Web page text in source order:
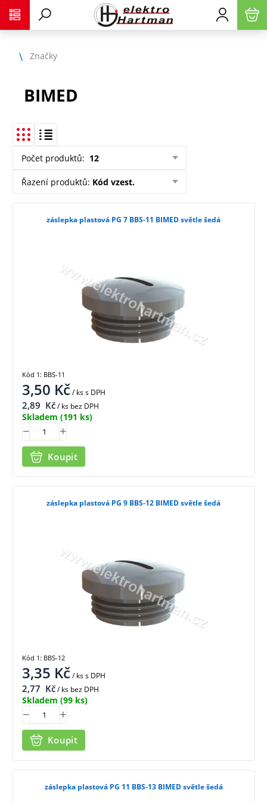
Značky
BIMED
Počet produktů: 12
Řazení produktů: Kód vzest.
záslepka plastová PG 7 BBS-11 BIMED světle šedá
3,50 Kč/ kss DPH
2,89 Kč/ ks bez DPH
Skladem (191 ks)
Koupit
Kód 1: BBS-11
záslepka plastová PG 9 BBS-12 BIMED světle šedá
3,35 Kč/ kss DPH
2,77 Kč/ ks bez DPH
Skladem (99 ks)
Koupit
Kód 1: BBS-12
záslepka plastová PG 11 BBS-13 BIMED světle šedá